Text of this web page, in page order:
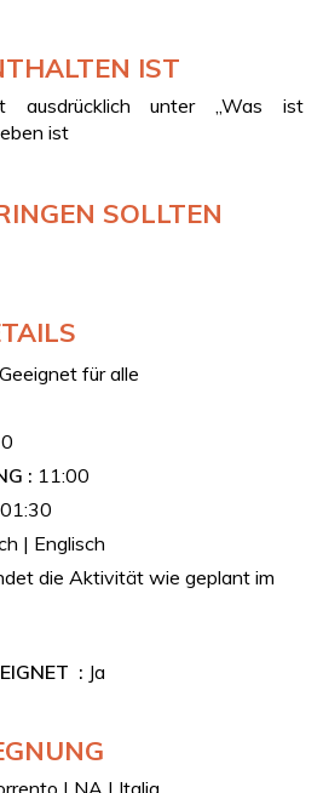
IST
ausdrücklich unter „Was ist
ist
SOLLTEN
Geeignet für alle
: 11:00
01:30
| Englisch
die Aktivität wie geplant im
: Ja
| NA | Italia